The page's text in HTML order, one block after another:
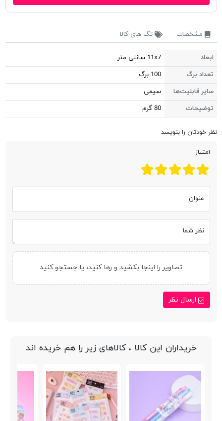
مشخصات تگ های کالا
ابعاد
11x7 سانتی متر
تعداد برگ
100 برگ
سایر قابلیت‌ها
سیمی
توضیحات
80 گرم
نظر خودتان را بنویسد
امتیاز
عنوان
نظر شما
تصاویر را اینجا بکشید و رها کنید، یا جستجو کنید
ارسال نظر
خریداران این کالا ، کالاهای زیر را هم خریده اند